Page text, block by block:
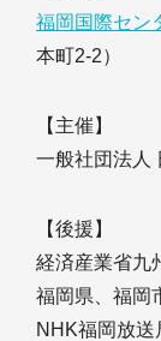
福岡国際セン
本町2-2）
【主催】
一般社団法人
【後援】
経済産業省九
福岡県、福岡
NHK福岡放送